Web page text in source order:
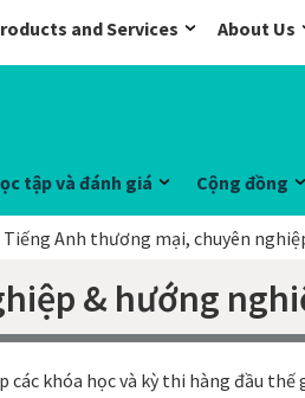
and Services About Us
tập và đánh giá Cộng đồng
Tiếng Anh thương mại, chuyên
& hướng
các khóa học và kỳ thi hàng đầu